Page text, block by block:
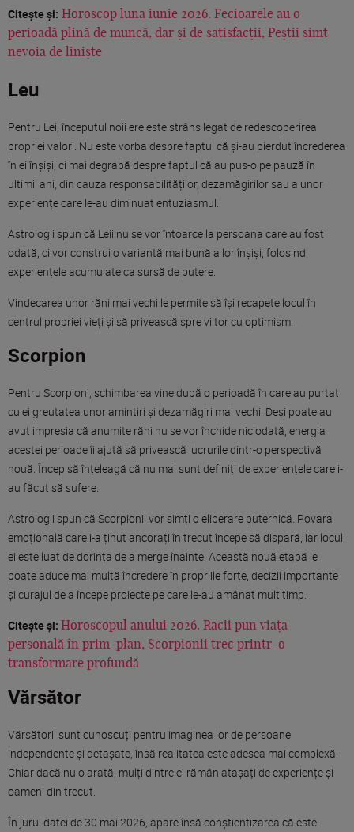
Citește și: Horoscop luna iunie 2026. Fecioarele au o
perioadă plină de muncă, dar și de satisfacții, Peștii simt
nevoia de liniște
Leu
Pentru Lei, începutul noii ere este strâns legat de redescoperirea
propriei valori. Nu este vorba despre faptul că și-au pierdut încrederea
în ei înșiși, ci mai degrabă despre faptul că au pus-o pe pauză în
ultimii ani, din cauza responsabilităților, dezamăgirilor sau a unor
experiențe care le-au diminuat entuziasmul.
Astrologii spun că Leii nu se vor întoarce la persoana care au fost
odată, ci vor construi o variantă mai bună a lor înșiși, folosind
experiențele acumulate ca sursă de putere.
Vindecarea unor răni mai vechi le permite să își recapete locul în
centrul propriei vieți și să privească spre viitor cu optimism.
Scorpion
Pentru Scorpioni, schimbarea vine după o perioadă în care au purtat
cu ei greutatea unor amintiri și dezamăgiri mai vechi. Deși poate au
avut impresia că anumite răni nu se vor închide niciodată, energia
acestei perioade îi ajută să privească lucrurile dintr-o perspectivă
nouă. Încep să înțeleagă că nu mai sunt definiți de experiențele care i-
au făcut să sufere.
Astrologii spun că Scorpionii vor simți o eliberare puternică. Povara
emoțională care i-a ținut ancorați în trecut începe să dispară, iar locul
ei este luat de dorința de a merge înainte. Această nouă etapă le
poate aduce mai multă încredere în propriile forțe, decizii importante
și curajul de a începe proiecte pe care le-au amânat mult timp.
Citește și: Horoscopul anului 2026. Racii pun viața
personală în prim-plan, Scorpionii trec printr-o
transformare profundă
Vărsător
Vărsătorii sunt cunoscuți pentru imaginea lor de persoane
independente și detașate, însă realitatea este adesea mai complexă.
Chiar dacă nu o arată, mulți dintre ei rămân atașați de experiențe și
oameni din trecut.
În jurul datei de 30 mai 2026, apare însă conștientizarea că este